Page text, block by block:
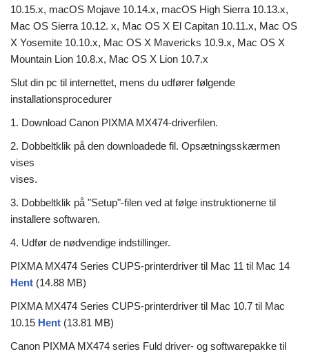
10.15.x, macOS Mojave 10.14.x, macOS High Sierra 10.13.x,
Mac OS Sierra 10.12. x, Mac OS X El Capitan 10.11.x, Mac OS
X Yosemite 10.10.x, Mac OS X Mavericks 10.9.x, Mac OS X
Mountain Lion 10.8.x, Mac OS X Lion 10.7.x
Slut din pc til internettet, mens du udfører følgende
installationsprocedurer
1. Download Canon PIXMA MX474-driverfilen.
2. Dobbeltklik på den downloadede fil. Opsætningsskærmen
vises
vises.
3. Dobbeltklik på "Setup"-filen ved at følge instruktionerne til
installere softwaren.
4. Udfør de nødvendige indstillinger.
PIXMA MX474 Series CUPS-printerdriver til Mac 11 til Mac 14
Hent (14.88 MB)
PIXMA MX474 Series CUPS-printerdriver til Mac 10.7 til Mac
10.15 Hent (13.81 MB)
Canon PIXMA MX474 series Fuld driver- og softwarepakke til